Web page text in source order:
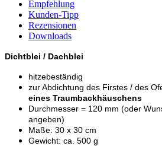
Empfehlung
Kunden-Tipp
Rezensionen
Downloads
Dichtblei / Dachblei
hitzebeständig
zur Abdichtung des Firstes / des
eines Traumbackhäuschens
Durchmesser = 120 mm (oder
angeben)
Maße: 30 x 30 cm
Gewicht: ca. 500 g